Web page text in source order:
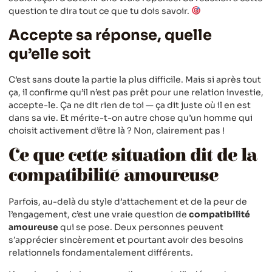
question te dira tout ce que tu dois savoir.
Accepte sa réponse, quelle
qu’elle soit
C’est sans doute la partie la plus difficile. Mais si après tout
ça, il confirme qu’il n’est pas prêt pour une relation investie,
accepte-le. Ça ne dit rien de toi — ça dit juste où il en est
dans sa vie. Et mérite-t-on autre chose qu’un homme qui
choisit activement d’être là ? Non, clairement pas !
Ce que cette situation dit de la
compatibilité amoureuse
Parfois, au-delà du style d’attachement et de la peur de
l’engagement, c’est une vraie question de compatibilité
amoureusequi se pose. Deux personnes peuvent
s’apprécier sincèrement et pourtant avoir des besoins
relationnels fondamentalement différents.